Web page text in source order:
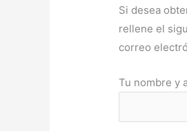
Si desea
rellene el
correo
Tu nombre y